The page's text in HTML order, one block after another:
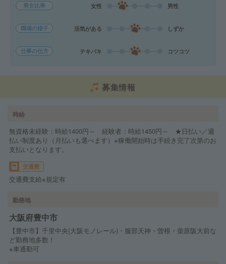
男女比率 女性 男性
職場の様子 活気がある しずか
仕事の仕方 テキパキ コツコツ
募集情報
時給
無資格未経験：時給1400円～ 経験者：時給1450円～ ★日払い／週
払い制度あり（月払いも選べます）※稼働開始時は手続き完了次第のお
支払いとなります。
交通費
交通費支給※規定有
勤務地
大阪府豊中市
【豊中市】千里中央(大阪モノレール)・服部天神・曽根・柴原阪大前な
ど勤務地多数！
※車通勤可